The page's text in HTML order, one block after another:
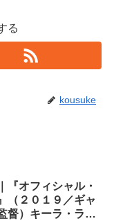
る
kousuke
『オフィシャル・
（２０１９／ギャ
督）キーラ・ライ